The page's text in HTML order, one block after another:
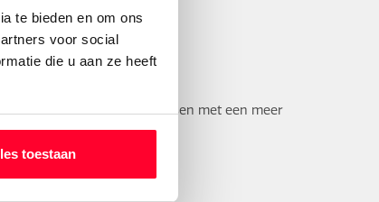
te bieden en om ons
voor social
die u aan ze heeft
toestaan
zodat je weer kunt fietsen met een meer